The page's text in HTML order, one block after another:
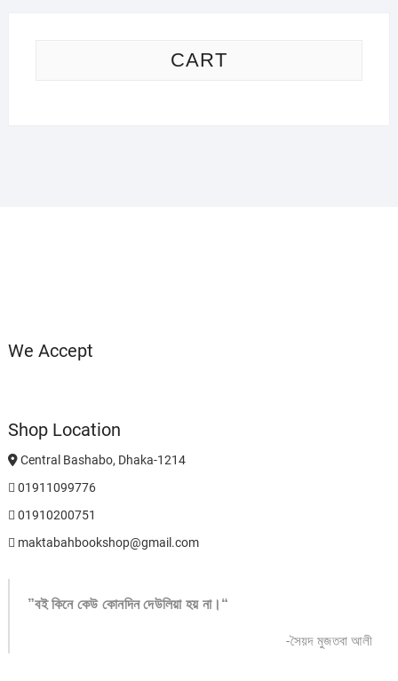
CART
We Accept
Shop Location
Central Bashabo, Dhaka-1214
01911099776
01910200751
maktabahbookshop@gmail.com
”বই কিনে কেউ কোনদিন দেউলিয়া হয় না।“
-সৈয়দ মুজতবা আলী